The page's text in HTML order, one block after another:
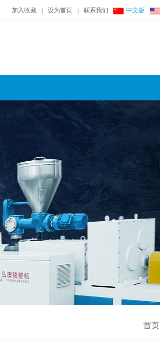
加入收藏 设为首页 联系我们 中文版
首页